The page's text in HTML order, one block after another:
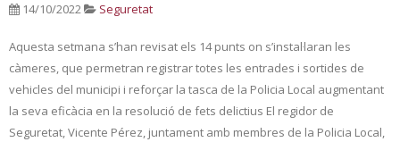
14/10/2022 Seguretat
Aquesta setmana s’han revisat els 14 punts on s’instal·laran les
càmeres, que permetran registrar totes les entrades i sortides de
vehicles del municipi i reforçar la tasca de la Policia Local augmentant
la seva eficàcia en la resolució de fets delictius El regidor de
Seguretat, Vicente Pérez, juntament amb membres de la Policia Local,